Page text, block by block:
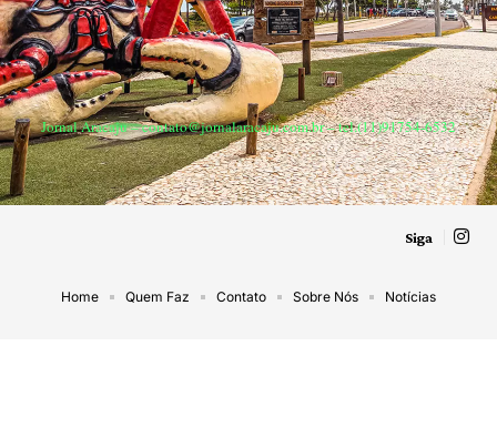
Jornal Aracaju –contato@jornalaracaju.com.br– tel.(11)91754-6532
Siga
Home Quem Faz Contato Sobre Nós Notícias